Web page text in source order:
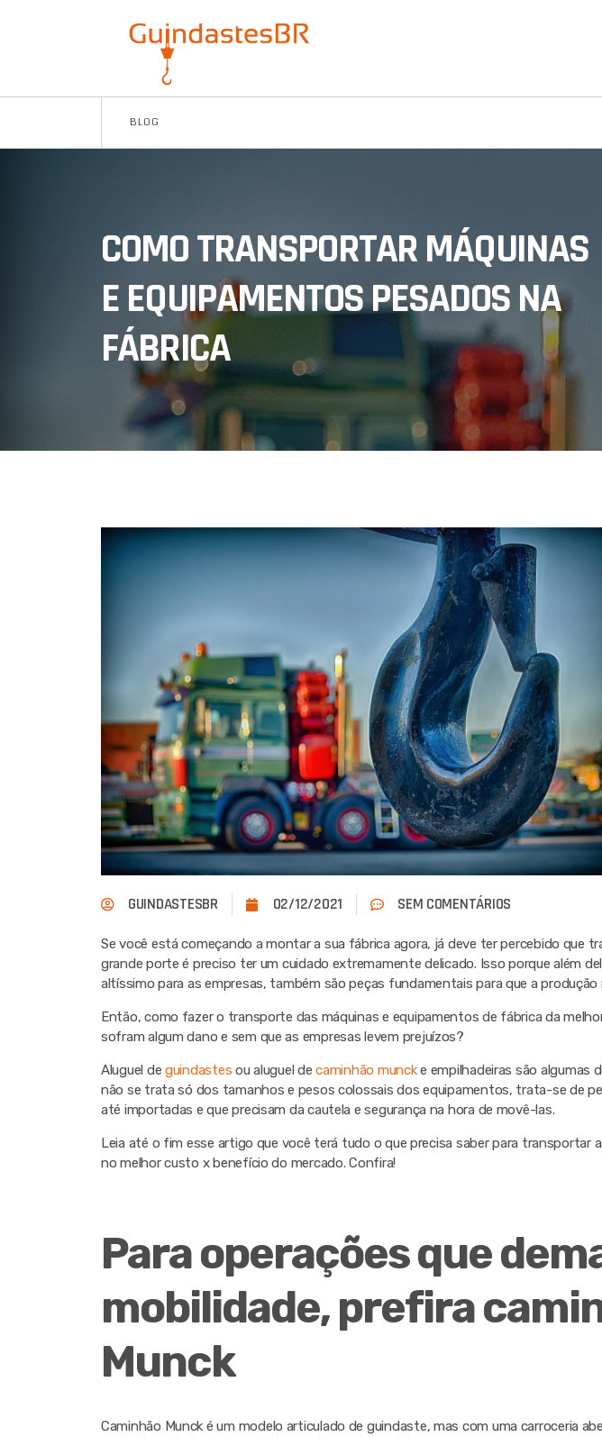
BLOG
COMO TRANSPORTAR MÁQUINAS
E EQUIPAMENTOS PESADOS NA
FÁBRICA
GUINDASTESBR 02/12/2021 SEM COMENTÁRIOS
Se você está começando a montar a sua fábrica agora, já deve ter percebido que
grande porte é preciso ter um cuidado extremamente delicado. Isso porque além
altíssimo para as empresas, também são peças fundamentais para que a
Então, como fazer o transporte das máquinas e equipamentos de fábrica da
sofram algum dano e sem que as empresas levem prejuízos?
Aluguel deguindastes ou aluguel decaminhão muncke empilhadeiras são algumas
não se trata só dos tamanhos e pesos colossais dos equipamentos, trata-se de
até importadas e que precisam da cautela e segurança na hora de movê-las.
Leia até o fim esse artigo que você terá tudo o que precisa saber para transportar
no melhor custo x benefício do mercado. Confira!
Para operações que
mobilidade, prefira
Munck
Caminhão Munck é um modelo articulado de guindaste, mas com uma carroceria